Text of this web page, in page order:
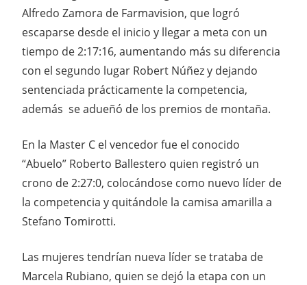
Alfredo Zamora de Farmavision, que logró
escaparse desde el inicio y llegar a meta con un
tiempo de 2:17:16, aumentando más su diferencia
con el segundo lugar Robert Núñez y dejando
sentenciada prácticamente la competencia,
además se adueñó de los premios de montaña.
En la Master C el vencedor fue el conocido
“Abuelo” Roberto Ballestero quien registró un
crono de 2:27:0, colocándose como nuevo líder de
la competencia y quitándole la camisa amarilla a
Stefano Tomirotti.
Las mujeres tendrían nueva líder se trataba de
Marcela Rubiano, quien se dejó la etapa con un